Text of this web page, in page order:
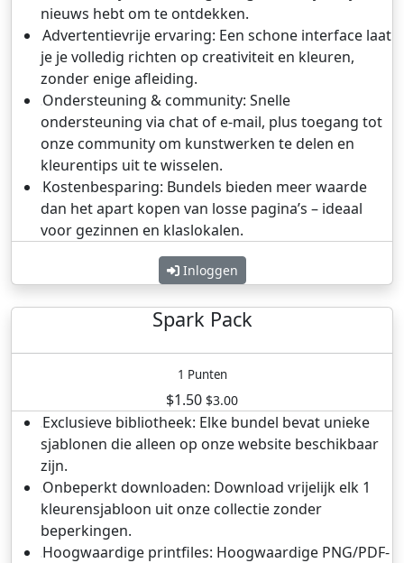
nieuws hebt om te ontdekken.
Advertentievrije ervaring: Een schone interface laat
je je volledig richten op creativiteit en kleuren,
zonder enige afleiding.
Ondersteuning & community: Snelle
ondersteuning via chat of e-mail, plus toegang tot
onze community om kunstwerken te delen en
kleurentips uit te wisselen.
Kostenbesparing: Bundels bieden meer waarde
dan het apart kopen van losse pagina’s – ideaal
voor gezinnen en klaslokalen.
Inloggen
Spark Pack
1 Punten
$1.50 $3.00
Exclusieve bibliotheek: Elke bundel bevat unieke
sjablonen die alleen op onze website beschikbaar
zijn.
Onbeperkt downloaden: Download vrijelijk elk 1
kleurensjabloon uit onze collectie zonder
beperkingen.
Hoogwaardige printfiles: Hoogwaardige PNG/PDF-